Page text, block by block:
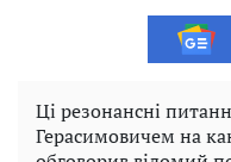
Ці резонансні
Герасимовичем на